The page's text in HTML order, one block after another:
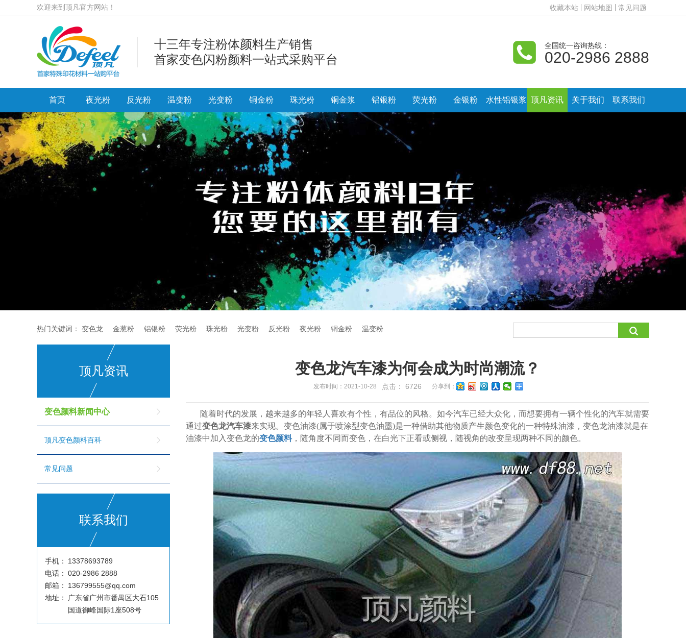
欢迎来到顶凡官方网站！ 收藏本站 网站地图 常见问题
十三年专注粉体颜料生产销售
首家变色闪粉颜料一站式采购平台
全国统一咨询热线：
020-2986 2888
首页 夜光粉 反光粉 温变粉 光变粉 铜金粉 珠光粉 铜金浆 铝银粉 荧光粉 金银粉 水性铝银浆 顶凡资讯 关于我们 联系我们
热门关键词： 变色龙 金葱粉 铝银粉 荧光粉 珠光粉 光变粉 反光粉 夜光粉 铜金粉 温变粉
顶凡资讯
变色颜料新闻中心
顶凡变色颜料百科
常见问题
联系我们
手机：
13378693789
电话： 020-2986 2888
邮箱：
136799555@qq.com
地址：
广东省广州市番禺区大石105
国道御峰国际1座508号
变色龙汽车漆为何会成为时尚潮流？
发布时间：2021-10-28 点击： 6726 分享到：
随着时代的发展，越来越多的年轻人喜欢有个性，有品位的风格。如今汽车已经大众化，而想要拥有一辆个性化的汽车就需要
通过变色龙汽车漆来实现。变色油漆(属于喷涂型变色油墨)是一种借助其他物质产生颜色变化的一种特殊油漆，变色龙油漆就是在
油漆中加入变色龙的变色颜料，随角度不同而变色，在白光下正看或侧视，随视角的改变呈现两种不同的颜色。